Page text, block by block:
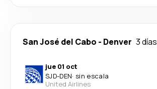
San José del Cabo - Denver 3 días
jue 01 oct
SJD-DEN· sin escala
United Airlines